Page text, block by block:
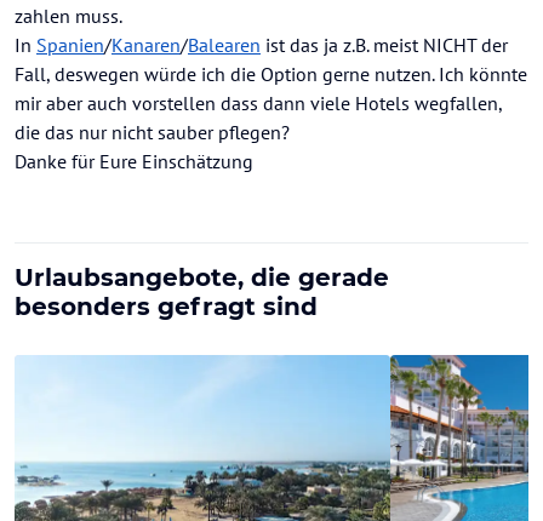
zahlen muss.
In Spanien/Kanaren/Balearen ist das ja z.B. meist NICHT der
Fall, deswegen würde ich die Option gerne nutzen. Ich könnte
mir aber auch vorstellen dass dann viele Hotels wegfallen,
die das nur nicht sauber pflegen?
Danke für Eure Einschätzung